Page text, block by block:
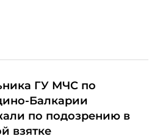
ГУ МЧС по
Балкарии
по подозрению в
взятке